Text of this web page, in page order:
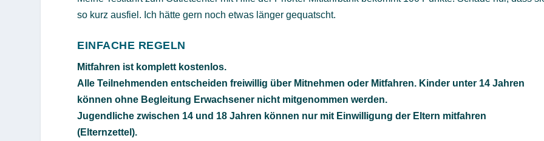
so kurz ausfiel. Ich hätte gern noch etwas länger gequatscht.
EINFACHE REGELN
Mitfahren ist komplett kostenlos.
Alle Teilnehmenden entscheiden freiwillig über Mitnehmen oder Mitfahren. Kinder unter 14 Jahren
können ohne Begleitung Erwachsener nicht mitgenommen werden.
Jugendliche zwischen 14 und 18 Jahren können nur mit Einwilligung der Eltern mitfahren
(Elternzettel).